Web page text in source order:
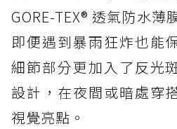
復刻厚底，GORE-TEX
防水鞋推薦 7.
黃靴同級頂級防水，輕
防水鞋推薦 7.
黃靴同級頂級防水，輕量
GORE-TEX® 透氣防水薄
即便遇到暴雨狂炸也能
細節部分更加入了反光
設計，在夜間或暗處穿
視覺亮點。